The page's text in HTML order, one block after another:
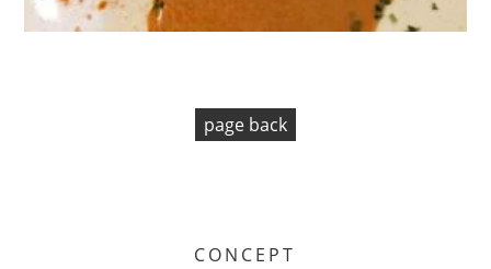
page back
CONCEPT